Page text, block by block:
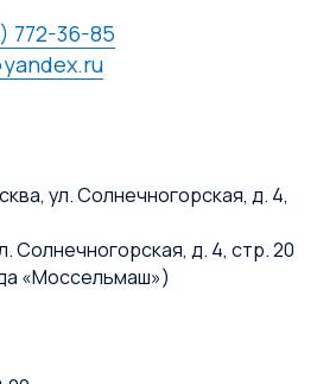
772-36-85
ул. Солнечногорская, д. 4,
Солнечногорская, д. 4, стр. 20
«Моссельмаш»)